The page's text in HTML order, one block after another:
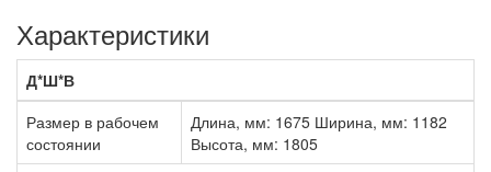
Характеристики
Д*Ш*В
Размер в рабочем
состоянии
Длина, мм: 1675 Ширина, мм: 1182
Высота, мм: 1805